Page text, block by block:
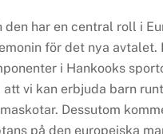
har en central roll i
för det nya avtalet.
i Hankooks
vi kan erbjuda barn
Dessutom
på den europeiska